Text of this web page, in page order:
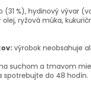
(31 %), hydinový vývar
olej, ryžová múka,
výrobok neobsahuje
suchom a tmavom
spotrebujte do 48 hodín.